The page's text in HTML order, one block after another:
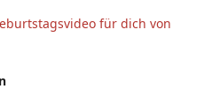
für dich von